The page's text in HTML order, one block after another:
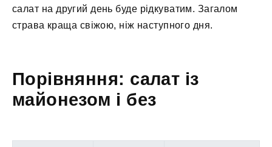
салат на другий день буде рідкуватим. Загалом
страва краща свіжою, ніж наступного дня.
Порівняння: салат із
майонезом і без